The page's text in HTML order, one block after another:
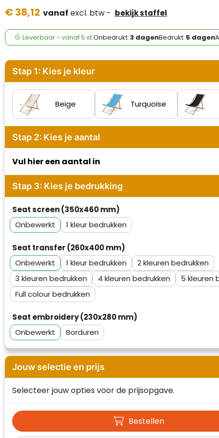
GolfOriginals
James Harvest
Kingcap
Mepal
Moleskine
MyKit
Ocean Bottle
Parker
Waterman
€ 38,12 vanaf excl. btw - bekijk staffel
Leverbaar- vanaf5 st.Onbedrukt:3 dagenBedrukt: 5 dagen
Stap 1: Kies je kleur
Beige Turquoise
Stap 2: Kies je aantal
Vul hier een aantal in
Stap 3: Kies je bedrukking
Seat screen (350x460 mm)
Onbewerkt
1
Seat transfer (260x400 mm)
Onbewerkt
1
2
3
4
5
Full colour
Seat embroidery (230x280 mm)
Onbewerkt
Borduren
Jouw selectie en prijs
Selecteer jouw opties voor de prijsopgave.
Bestellen